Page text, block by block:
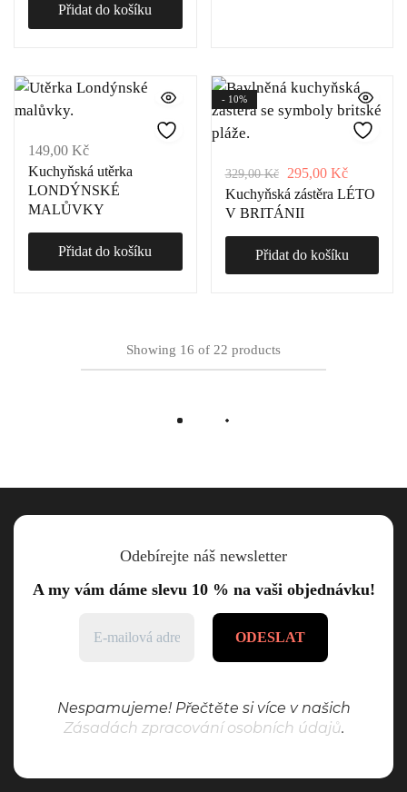
Přidat do košíku
149,00 Kč
Kuchyňská utěrka
LONDÝNSKÉ
MALŮVKY
Přidat do košíku
- 10%
329,00Kč 295,00 Kč
Kuchyňská zástěra LÉTO
V BRITÁNII
Přidat do košíku
Showing 16 of 22 products
Load More
Odebírejte náš newsletter
A my vám dáme slevu 10 % na vaši objednávku!
Nespamujeme! Přečtěte si více v našich
Zásadách zpracování osobních údajů.